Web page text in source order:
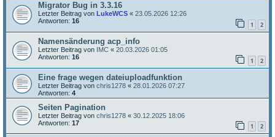
Migrator Bug in 3.3.16
Letzter Beitrag von LukeWCS « 23.05.2026 12:26
Antworten: 16 1 2
Namensänderung acp_info
Letzter Beitrag von IMC « 20.03.2026 01:05
Antworten: 16 1 2
Eine frage wegen dateiuploadfunktion
Letzter Beitrag von chris1278 « 28.01.2026 07:27
Antworten: 4
Seiten Pagination
Letzter Beitrag von chris1278 « 30.12.2025 18:06
Antworten: 17 1 2